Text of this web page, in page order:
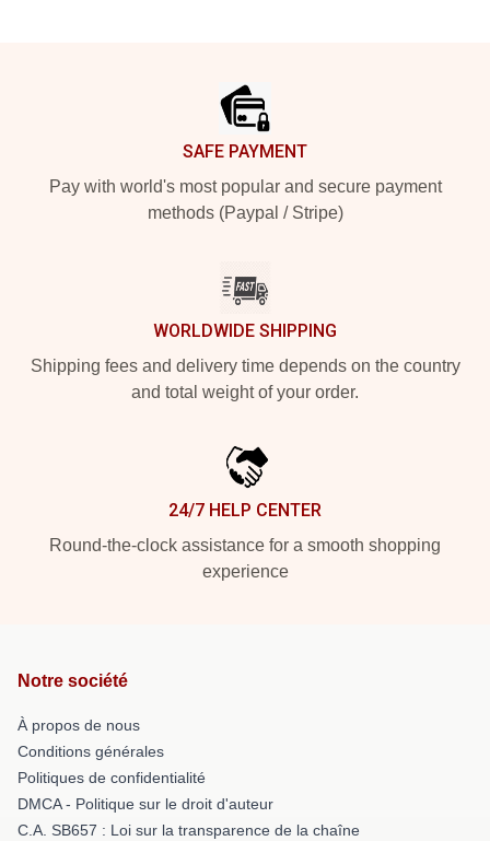
SAFE PAYMENT
Pay with world's most popular and secure payment
methods (Paypal / Stripe)
WORLDWIDE SHIPPING
Shipping fees and delivery time depends on the country
and total weight of your order.
24/7 HELP CENTER
Round-the-clock assistance for a smooth shopping
experience
Notre société
À propos de nous
Conditions générales
Politiques de confidentialité
DMCA - Politique sur le droit d'auteur
C.A. SB657 : Loi sur la transparence de la chaîne